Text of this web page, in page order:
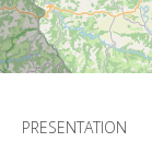
PRESENTATION